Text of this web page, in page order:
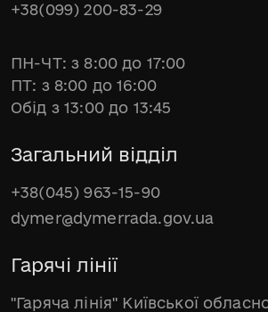
+38(099) 200-83-29
ПН-ЧТ: з 8:00 до 17:00
ПТ: з 8:00 до 16:00
Обід з 13:00 до 13:45
Загальний відділ
+38(045) 963-15-90
dymer@dymerrada.gov.ua
Гарячі лінії
"Гаряча лінія" Київської